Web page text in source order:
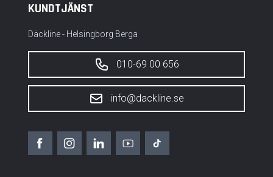
KUNDTJÄNST
Däckline - Helsingborg Berga
010-69 00 656
info@dackline.se